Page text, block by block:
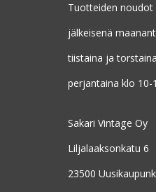
Tuotteiden noudot
jälkeisenä
tiistaina ja
perjantaina klo 10-
Sakari Vintage Oy
Liljalaaksonkatu 6
23500